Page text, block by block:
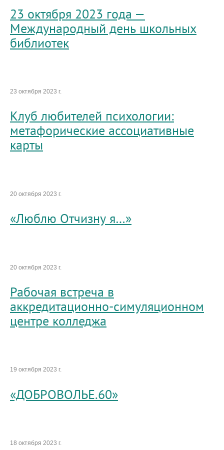
23 октября 2023 года —
Международный день школьных
библиотек
23 октября 2023 г.
Клуб любителей психологии:
метафорические ассоциативные
карты
20 октября 2023 г.
«Люблю Отчизну я…»
20 октября 2023 г.
Рабочая встреча в
аккредитационно-симуляционном
центре колледжа
19 октября 2023 г.
«ДОБРОВОЛЬЕ.60»
18 октября 2023 г.